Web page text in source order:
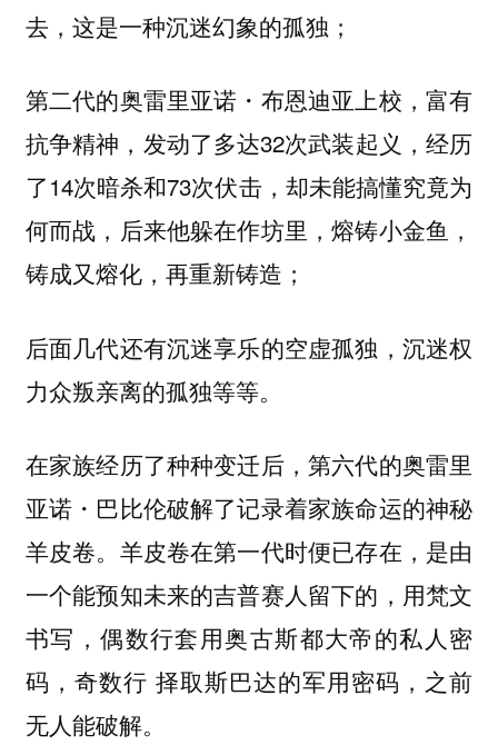
去，这是一种沉迷幻象的孤独；
第二代的奥雷里亚诺・布恩迪亚上校，富有
抗争精神，发动了多达32次武装起义，经历
了14次暗杀和73次伏击，却未能搞懂究竟为
何而战，后来他躲在作坊里，熔铸小金鱼，
铸成又熔化，再重新铸造；
后面几代还有沉迷享乐的空虚孤独，沉迷权
力众叛亲离的孤独等等。
在家族经历了种种变迁后，第六代的奥雷里
亚诺・巴比伦破解了记录着家族命运的神秘
羊皮卷。羊皮卷在第一代时便已存在，是由
一个能预知未来的吉普赛人留下的，用梵文
书写，偶数行套用奥古斯都大帝的私人密
码，奇数行 择取斯巴达的军用密码，之前
无人能破解。